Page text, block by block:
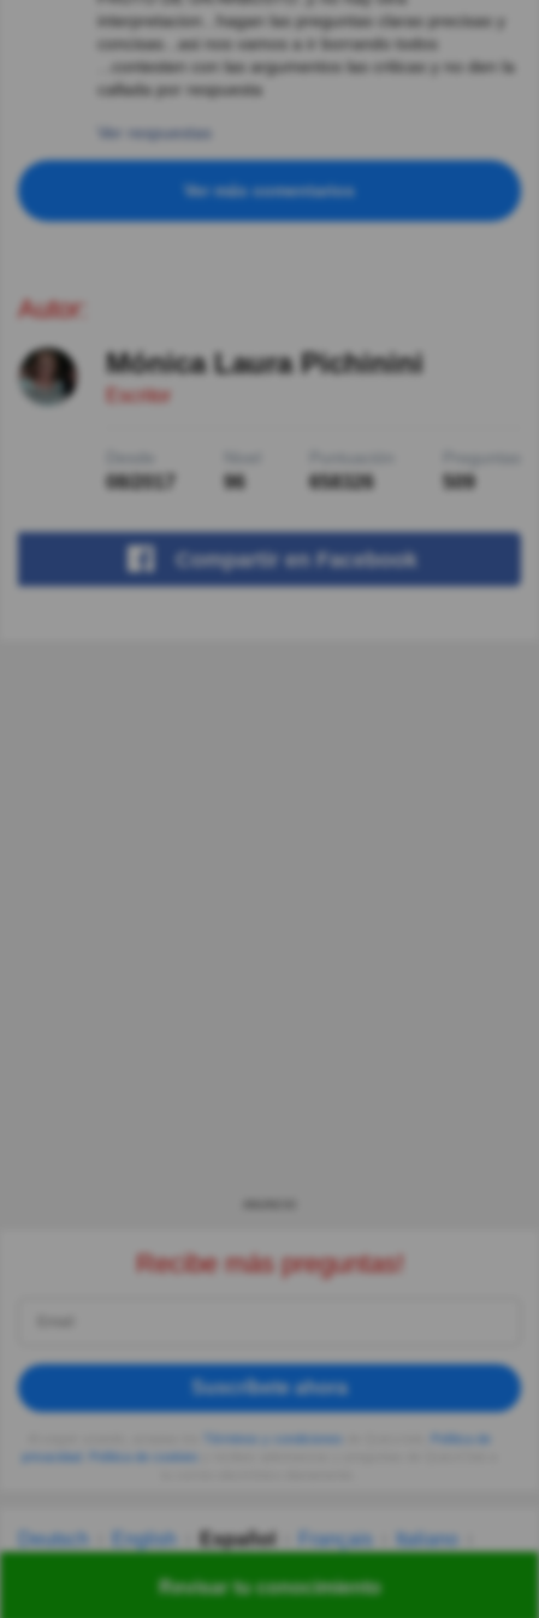
Revisar tu conocimiento
interpretacion...hagan las preguntas claras precisas y
concisas...asi nos vamos a ir borrando todos
...contesten con las argumentos las criticas y no den la
callada por respuesta
Ver respuestas
Ver más comentarios
Autor:
Mónica Laura Pichinini
Escritor
08/2017 96 658326 509
Compartir en Facebook
Recibe más preguntas!
Suscríbete ahora
Deutsch English Español Français
Italiano
Українська हिन्दी 한국어 汉语